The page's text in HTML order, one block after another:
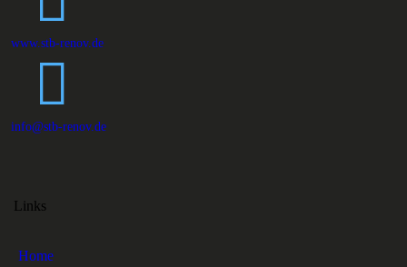
www.stb-renov.de
info@stb-renov.de
Links
Home